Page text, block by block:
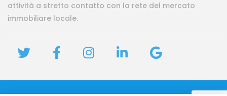
attività a stretto contatto con la rete del mercato
immobiliare locale.